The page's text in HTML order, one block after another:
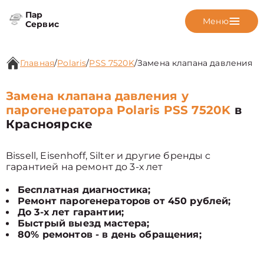
Пар
Сервис
Меню
Главная/Polaris/PSS 7520K/Замена клапана давления
Замена клапана давления у
парогенератора Polaris PSS 7520K в
Красноярске
Bissell, Eisenhoff, Silter и другие бренды с
гарантией на ремонт до 3-х лет
Бесплатная диагностика;
Ремонт парогенераторов от 450 рублей;
До 3-х лет гарантии;
Быстрый выезд мастера;
80% ремонтов - в день обращения;